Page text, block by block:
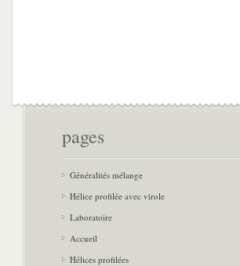
pages
Généralités mélange
Hélice profilée avec virole
Laboratoire
Accueil
Hélices profilées